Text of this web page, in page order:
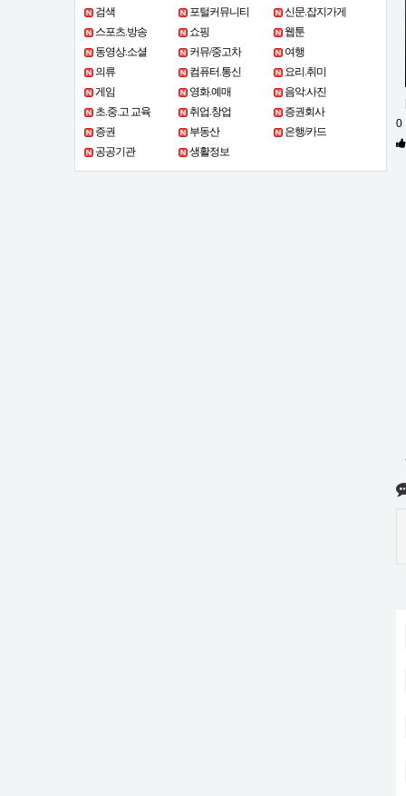
0
검색 포털커뮤니티
신문.잡지가게
스포츠.방송
쇼핑
웹툰
동영상.소셜
커뮤/중고차
여행
의류
컴퓨터.통신
요리.취미
게임
영화.예매
음악.사진
초.중.고 교육
취업.창업
증권회사
증권
부동산
은행/카드
공공기관
생활정보